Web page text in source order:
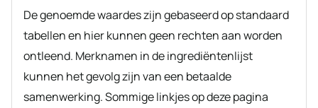
De genoemde waardes zijn gebaseerd op standaard
tabellen en hier kunnen geen rechten aan worden
ontleend. Merknamen in de ingrediëntenlijst
kunnen het gevolg zijn van een betaalde
samenwerking. Sommige linkjes op deze pagina